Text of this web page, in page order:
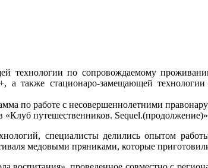
технологии по сопровождаемому
а также стационаро-замещающей
по работе с несовершеннолетними
«Клуб путешественников. Sequel.(продолжение)»
специалисты делились опытом
медовыми пряниками, которые